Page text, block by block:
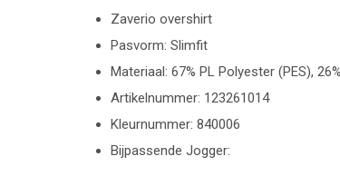
Zaverio overshirt
Pasvorm: Slimfit
Materiaal: 67% PL Polyester (PES),
Artikelnummer: 123261014
Kleurnummer: 840006
Bijpassende Jogger: